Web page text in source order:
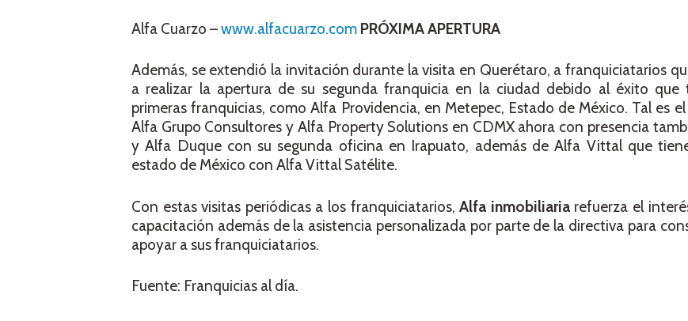
Alfa Cuarzo –www.alfacuarzo.com PRÓXIMA APERTURA
Además, se extendió la invitación durante la visita en Querétaro, a franquiciatarios
a realizar la apertura de su segunda franquicia en la ciudad debido al éxito que
primeras franquicias, como Alfa Providencia, en Metepec, Estado de México. Tal es
Alfa Grupo Consultores y Alfa Property Solutions en CDMX ahora con presencia
y Alfa Duque con su segunda oficina en Irapuato, además de Alfa Vittal que
estado de México con Alfa Vittal Satélite.
Con estas visitas periódicas a los franquiciatarios,Alfa inmobiliariarefuerza el
capacitación además de la asistencia personalizada por parte de la directiva para
apoyar a sus franquiciatarios.
Fuente: Franquicias al día.